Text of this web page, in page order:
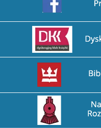
Przejdź na stronę
Przejdź na stronę
Przejdź na stronę